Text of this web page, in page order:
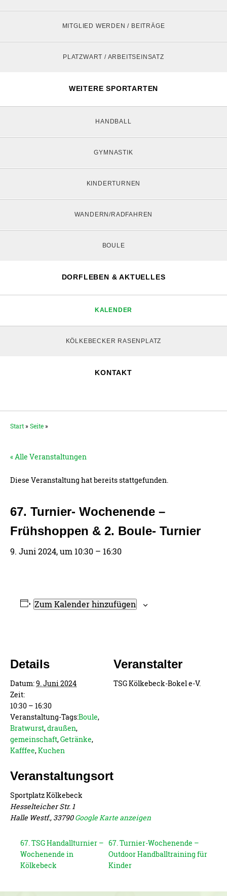
MITGLIED WERDEN / BEITRÄGE
PLATZWART / ARBEITSEINSATZ
WEITERE SPORTARTEN
HANDBALL
GYMNASTIK
KINDERTURNEN
WANDERN/RADFAHREN
BOULE
DORFLEBEN & AKTUELLES
KALENDER
KÖLKEBECKER RASENPLATZ
KONTAKT
Start»Seite»
« Alle Veranstaltungen
Diese Veranstaltung hat bereits stattgefunden.
67. Turnier- Wochenende –
Frühshoppen & 2. Boule- Turnier
9. Juni 2024, um 10:30 – 16:30
Zum Kalender hinzufügen
Details
Datum:9. Juni 2024
Zeit:
10:30 – 16:30
Veranstaltung-Tags:Boule,
Bratwurst,draußen,
gemeinschaft,Getränke,
Kafffee,Kuchen
Veranstaltungsort
Sportplatz Kölkebeck
Hesselteicher Str. 1
Halle Westf., 33790 Google Karte anzeigen
Veranstalter
TSG Kölkebeck-Bokel e-V.
67. TSG Handallturnier –
Wochenende in
Kölkebeck
67. Turnier-Wochenende –
Outdoor Handballtraining für
Kinder